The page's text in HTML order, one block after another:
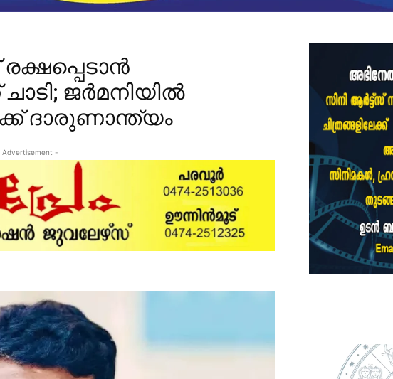
രക്ഷപ്പെടാൻ
ചാടി; ജർമനിയിൽ
ദാരുണാന്ത്യം
-